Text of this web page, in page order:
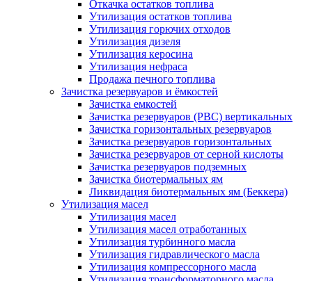
Откачка остатков топлива
Утилизация остатков топлива
Утилизация горючих отходов
Утилизация дизеля
Утилизация керосина
Утилизация нефраса
Продажа печного топлива
Зачистка резервуаров и ёмкостей
Зачистка емкостей
Зачистка резервуаров (РВС) вертикальных
Зачистка горизонтальных резервуаров
Зачистка резервуаров горизонтальных
Зачистка резервуаров от серной кислоты
Зачистка резервуаров подземных
Зачистка биотермальных ям
Ликвидация биотермальных ям (Беккера)
Утилизация масел
Утилизация масел
Утилизация масел отработанных
Утилизация турбинного масла
Утилизация гидравлического масла
Утилизация компрессорного масла